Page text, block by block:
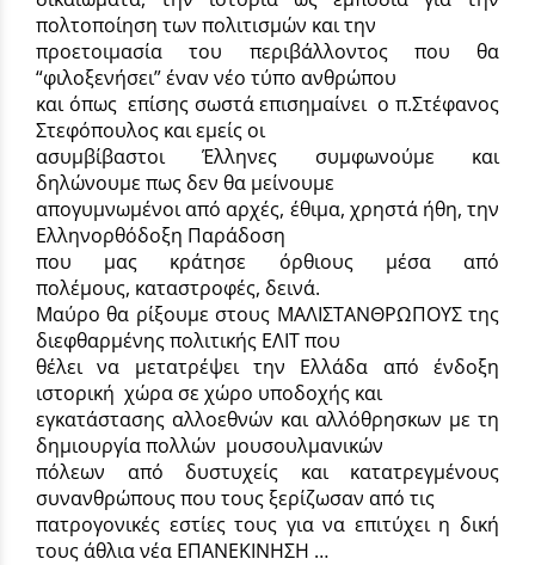
πολτοποίηση των πολιτισμών και την
προετοιμασία του περιβάλλοντος που θα
“φιλοξενήσει” έναν νέο τύπο ανθρώπου
και όπως επίσης σωστά επισημαίνει ο π.Στέφανος
Στεφόπουλος και εμείς οι
ασυμβίβαστοι Έλληνες συμφωνούμε και
δηλώνουμε πως δεν θα μείνουμε
απογυμνωμένοι από αρχές, έθιμα, χρηστά ήθη, την
Ελληνορθόδοξη Παράδοση
που μας κράτησε όρθιους μέσα από
πολέμους, καταστροφές, δεινά.
Μαύρο θα ρίξουμε στους ΜΑΛΙΣΤΑΝΘΡΩΠΟΥΣ της
διεφθαρμένης πολιτικής ΕΛΙΤ που
θέλει να μετατρέψει την Ελλάδα από ένδοξη
ιστορική χώρα σε χώρο υποδοχής και
εγκατάστασης αλλοεθνών και αλλόθρησκων με τη
δημιουργία πολλών μουσουλμανικών
πόλεων από δυστυχείς και κατατρεγμένους
συνανθρώπους που τους ξερίζωσαν από τις
πατρογονικές εστίες τους για να επιτύχει η δική
τους άθλια νέα ΕΠΑΝΕΚΙΝΗΣΗ …